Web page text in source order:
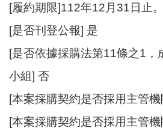
[履約期限]112年12月31日止。
[是否刊登公報] 是
[是否依據採購法第11條之1，
小組] 否
[本案採購契約是否採用主管
[本案採購契約是否採用主管